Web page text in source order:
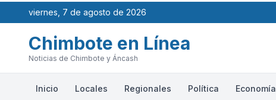
viernes, 7 de agosto de 2026
Chimbote en Línea
Noticias de Chimbote y Áncash
Inicio Locales Regionales Política Economía